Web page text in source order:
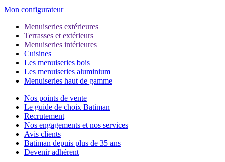
Mon configurateur
Menuiseries extérieures
Terrasses et extérieurs
Menuiseries intérieures
Cuisines
Les menuiseries bois
Les menuiseries aluminium
Menuiseries haut de gamme
Nos points de vente
Le guide de choix Batiman
Recrutement
Nos engagements et nos services
Avis clients
Batiman depuis plus de 35 ans
Devenir adhérent